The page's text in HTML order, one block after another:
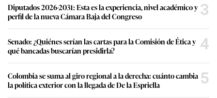
Diputados 2026-2031: Esta es la experiencia, nivel académico y
perfil de la nueva Cámara Baja del Congreso
3
Senado: ¿Quiénes serían las cartas para la Comisión de Ética y
qué bancadas buscarían presidirla?
4
Colombia se suma al giro regional a la derecha: cuánto cambia
la política exterior con la llegada de De la Espriella
5